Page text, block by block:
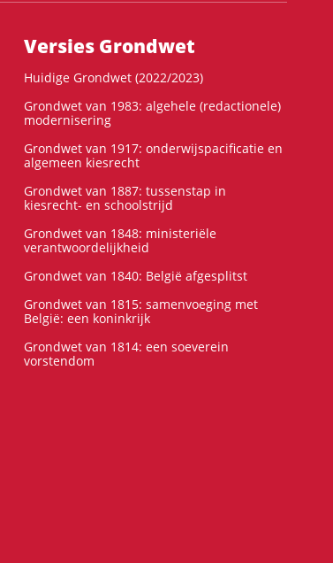
Versies Grondwet
Huidige Grondwet (2022/2023)
Grondwet van 1983: algehele (redactionele)
modernisering
Grondwet van 1917: onderwijspacificatie en
algemeen kiesrecht
Grondwet van 1887: tussenstap in
kiesrecht- en schoolstrijd
Grondwet van 1848: ministeriële
verantwoordelijkheid
Grondwet van 1840: België afgesplitst
Grondwet van 1815: samenvoeging met
België: een koninkrijk
Grondwet van 1814: een soeverein
vorstendom